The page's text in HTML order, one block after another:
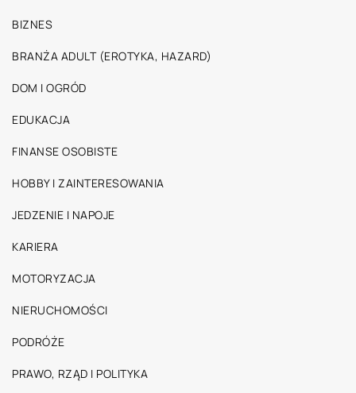
BIZNES
BRANŻA ADULT (EROTYKA, HAZARD)
DOM I OGRÓD
EDUKACJA
FINANSE OSOBISTE
HOBBY I ZAINTERESOWANIA
JEDZENIE I NAPOJE
KARIERA
MOTORYZACJA
NIERUCHOMOŚCI
PODRÓŻE
PRAWO, RZĄD I POLITYKA